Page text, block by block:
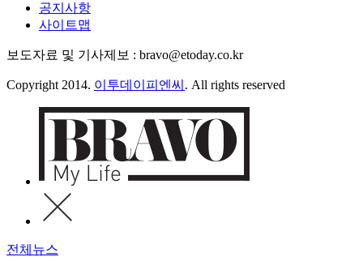
공지사항
사이트맵
보도자료 및 기사제보 : bravo@etoday.co.kr
Copyright 2014. 이투데이피엔씨 . All rights reserved
전체뉴스